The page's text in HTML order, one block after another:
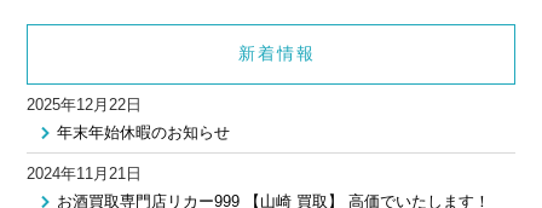
新着情報
2025年12月22日
年末年始休暇のお知らせ
2024年11月21日
お酒買取専門店リカー999 【山崎 買取】 高価でいたします！